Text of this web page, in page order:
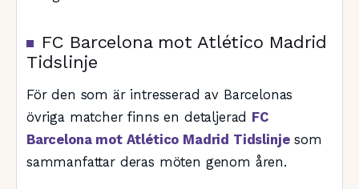
FC Barcelona mot Atlético Madrid
Tidslinje
För den som är intresserad av Barcelonas
övriga matcher finns en detaljerad FC
Barcelona mot Atlético Madrid Tidslinjesom
sammanfattar deras möten genom åren.